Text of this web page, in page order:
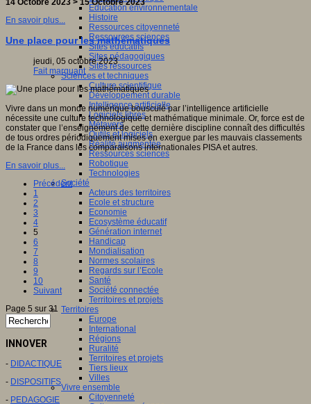
Education environnementale
Histoire
Ressources citoyenneté
Ressources sciences
Sites éducatifs
Sites pédagogiques
Sites ressources
Sciences et techniques
Culture scientifique
Développement durable
Intelligence artificielle
Logiciels libres
Métavers
Outils et logiciels
Réalité augmentée
Ressources sciences
Robotique
Technologies
Société
Acteurs des territoires
Ecole et structure
Economie
Ecosystème éducatif
Génération internet
Handicap
Mondialisation
Normes scolaires
Regards sur l’Ecole
Santé
Société connectée
Territoires et projets
Territoires
Europe
International
Régions
Ruralité
Territoires et projets
Tiers lieux
Villes
Vivre ensemble
Citoyenneté
14 Octobre 2023 > 15 Octobre 2023
En savoir plus...
Une place pour les mathématiques
jeudi, 05 octobre 2023
Fait marquant
Vivre dans un monde numérique bousculé par l’intelligence artificielle
nécessite une culture technologique et mathématique minimale. Or, force est de
constater que l’enseignement de cette dernière discipline connaît des difficultés
de tous ordres périodiquement mises en exergue par les mauvais classements
de la France dans les comparaisons internationales PISA et autres.
En savoir plus...
Précédent
1
2
3
4
5
6
7
8
9
10
Suivant
Page 5 sur 31
INNOVER
- DIDACTIQUE
- DISPOSITIFS
- PEDAGOGIE